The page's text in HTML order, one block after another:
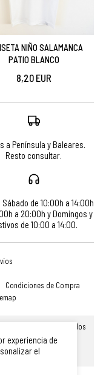
experiencia de
el
NIÑO SALAMANCA
PATIO BLANCO
8,20 EUR
a Península y Baleares.
Resto consultar.
de 10:00h a 14:00h
a 20:00h y Domingos y
de 10:00 a 14:00.
Condiciones de Compra
Salamanca, S.A.U. Todos
Teléfono: 923 366 756